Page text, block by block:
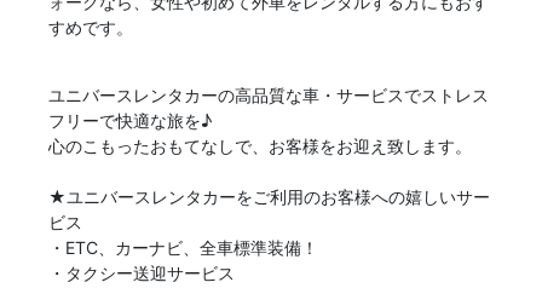
すめです。
ユニバースレンタカーの高品質な車・サービスでストレス
フリーで快適な旅を♪
心のこもったおもてなしで、お客様をお迎え致します。
★ユニバースレンタカーをご利用のお客様への嬉しいサー
ビス
・ETC、カーナビ、全車標準装備！
・タクシー送迎サービス